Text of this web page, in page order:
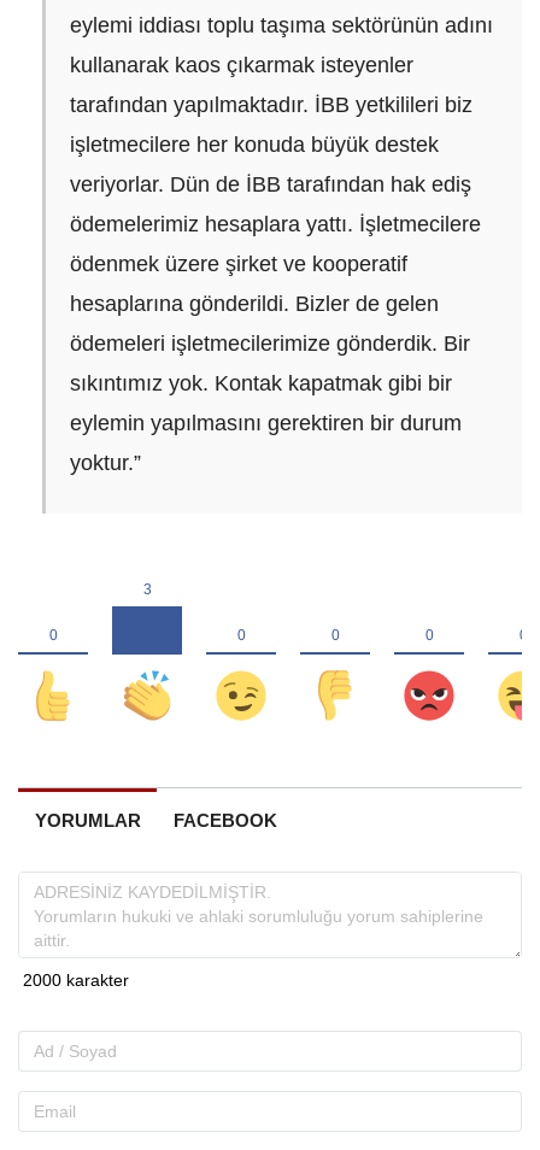
eylemi iddiası toplu taşıma sektörünün adını
kullanarak kaos çıkarmak isteyenler
tarafından yapılmaktadır. İBB yetkilileri biz
işletmecilere her konuda büyük destek
veriyorlar. Dün de İBB tarafından hak ediş
ödemelerimiz hesaplara yattı. İşletmecilere
ödenmek üzere şirket ve kooperatif
hesaplarına gönderildi. Bizler de gelen
ödemeleri işletmecilerimize gönderdik. Bir
sıkıntımız yok. Kontak kapatmak gibi bir
eylemin yapılmasını gerektiren bir durum
yoktur.”
YORUMLAR FACEBOOK